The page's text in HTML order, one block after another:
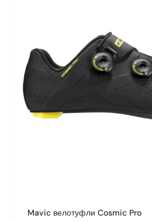
Mavic велотуфли Cosmic Pro